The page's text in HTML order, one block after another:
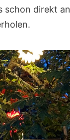
schon direkt